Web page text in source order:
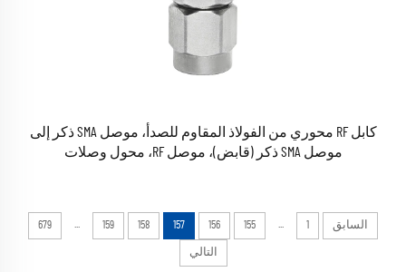
كابل RF محوري من الفولاذ المقاوم للصدأ، موصل SMA ذكر إلى
موصل SMA ذكر (قابض)، موصل RF، محول وصلات
السابق 1
...
155
156
157
158
159
...
679
التالي